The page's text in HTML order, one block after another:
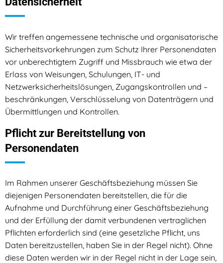
Wir treffen angemessene technische und organisatorische
Sicherheitsvorkehrungen zum Schutz Ihrer Personendaten
vor unberechtigtem Zugriff und Missbrauch wie etwa der
Erlass von Weisungen, Schulungen, IT- und
Netzwerksicherheitslösungen, Zugangskontrollen und –
beschränkungen, Verschlüsselung von Datenträgern und
Übermittlungen und Kontrollen.
Pflicht zur Bereitstellung von
Personendaten
Im Rahmen unserer Geschäftsbeziehung müssen Sie
diejenigen Personendaten bereitstellen, die für die
Aufnahme und Durchführung einer Geschäftsbeziehung
und der Erfüllung der damit verbundenen vertraglichen
Pflichten erforderlich sind (eine gesetzliche Pflicht, uns
Daten bereitzustellen, haben Sie in der Regel nicht). Ohne
diese Daten werden wir in der Regel nicht in der Lage sein,